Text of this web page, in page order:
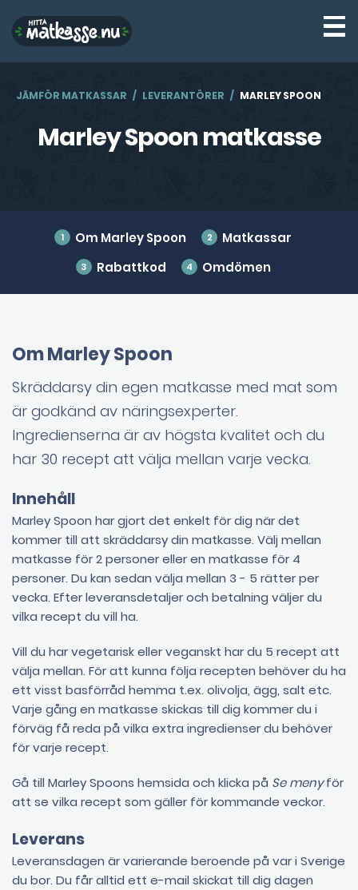
☰
JÄMFÖR MATKASSAR LEVERANTÖRER MARLEY SPOON
Marley Spoon matkasse
Om Marley Spoon
Matkassar
Rabattkod
Omdömen
Om Marley Spoon
Skräddarsy din egen matkasse med mat som
är godkänd av näringsexperter.
Ingredienserna är av högsta kvalitet och du
har 30 recept att välja mellan varje vecka.
Innehåll
Marley Spoon har gjort det enkelt för dig när det
kommer till att skräddarsy din matkasse. Välj mellan
matkasse för 2 personer eller en matkasse för 4
personer. Du kan sedan välja mellan 3 - 5 rätter per
vecka. Efter leveransdetaljer och betalning väljer du
vilka recept du vill ha.
Vill du har vegetarisk eller veganskt har du 5 recept att
välja mellan. För att kunna följa recepten behöver du ha
ett visst basförråd hemma t.ex. olivolja, ägg, salt etc.
Varje gång en matkasse skickas till dig kommer du i
förväg få reda på vilka extra ingredienser du behöver
för varje recept.
Gå till Marley Spoons hemsida och klicka på Se menyför
att se vilka recept som gäller för kommande veckor.
Leverans
Leveransdagen är varierande beroende på var i Sverige
du bor. Du får alltid ett e-mail skickat till dig dagen